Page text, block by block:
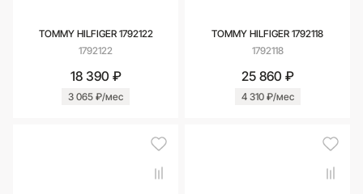
TOMMY HILFIGER 1792122
1792122
18 390 ₽
3 065 ₽/мес
TOMMY HILFIGER 1792118
1792118
25 860 ₽
4 310 ₽/мес